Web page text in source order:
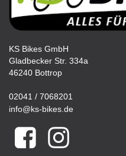
KS Bikes GmbH
Gladbecker Str. 334a
46240 Bottrop
02041 / 7068201
info@ks-bikes.de